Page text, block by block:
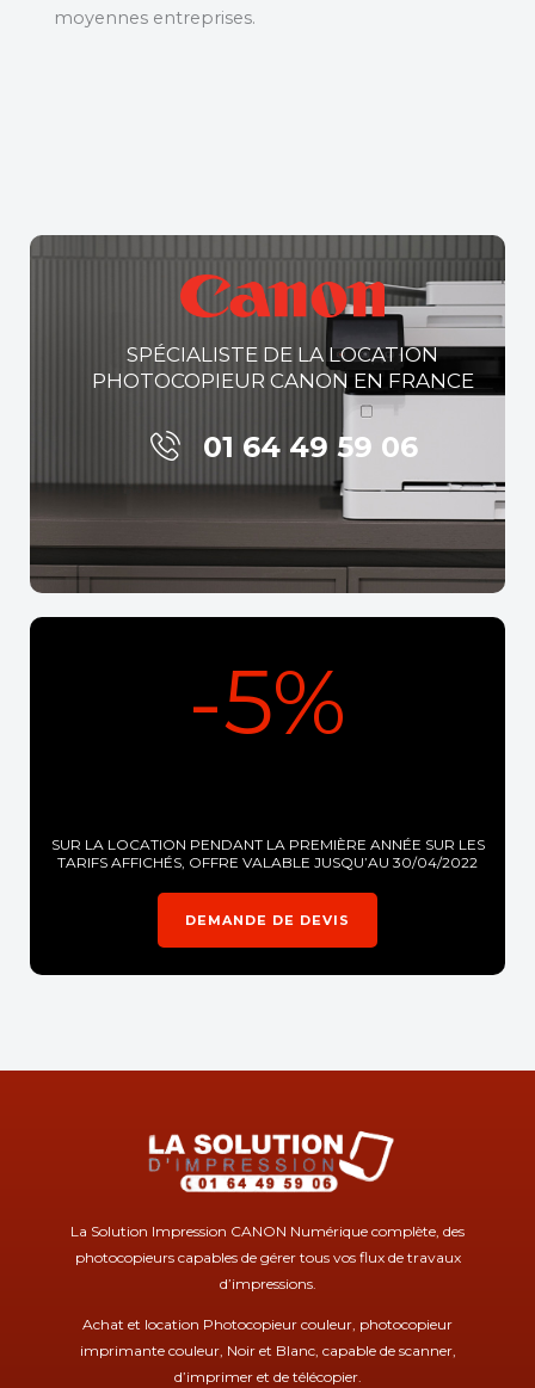
moyennes entreprises.
SPÉCIALISTE DE LA LOCATION
PHOTOCOPIEUR CANON EN FRANCE
01 64 49 59 06
-5%
SUR LA LOCATION PENDANT LA PREMIÈRE ANNÉE SUR LES
TARIFS AFFICHÉS, OFFRE VALABLE JUSQU’AU 30/04/2022
DEMANDE DE DEVIS
La Solution Impression CANON Numérique complète, des
photocopieurs capables de gérer tous vos flux de travaux
d’impressions.
Achat et location Photocopieur couleur, photocopieur
imprimante couleur, Noir et Blanc, capable de scanner,
d’imprimer et de télécopier.